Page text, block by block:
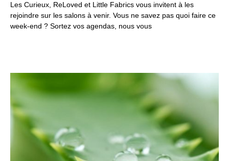
Les Curieux, ReLoved et Little Fabrics vous invitent à les
rejoindre sur les salons à venir. Vous ne savez pas quoi faire ce
week-end ? Sortez vos agendas, nous vous